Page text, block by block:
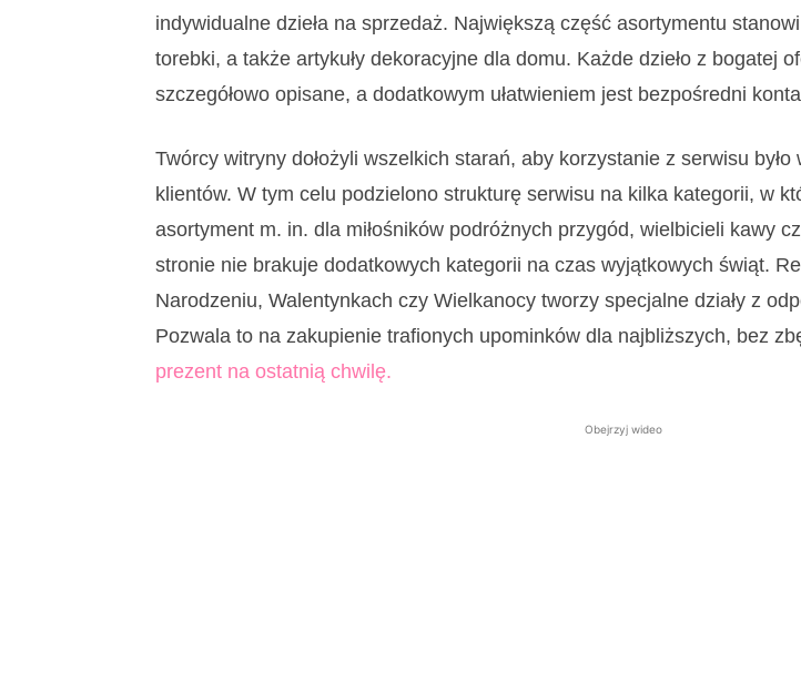
indywidualne dzieła na sprzedaż. Największą część asortymentu
torebki, a także artykuły dekoracyjne dla domu. Każde dzieło z bogatej
szczegółowo opisane, a dodatkowym ułatwieniem jest bezpośredni
Twórcy witryny dołożyli wszelkich starań, aby korzystanie z serwisu
klientów. W tym celu podzielono strukturę serwisu na kilka kategorii, w
asortyment m. in. dla miłośników podróżnych przygód, wielbicieli kawy
stronie nie brakuje dodatkowych kategorii na czas wyjątkowych świąt.
Narodzeniu, Walentynkach czy Wielkanocy tworzy specjalne działy z
Pozwala to na zakupienie trafionych upominków dla najbliższych, bez
prezent na ostatnią chwilę.
Obejrzyj wideo